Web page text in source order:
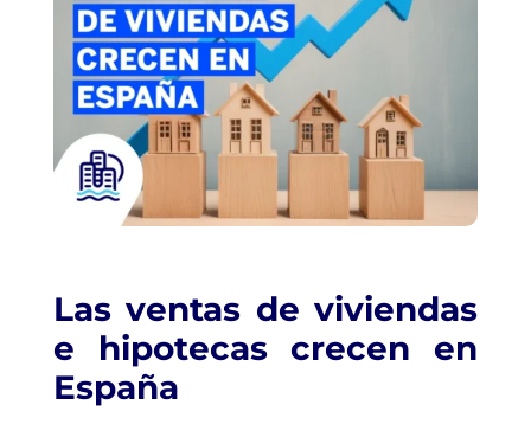
Las ventas de viviendas
e hipotecas crecen en
España